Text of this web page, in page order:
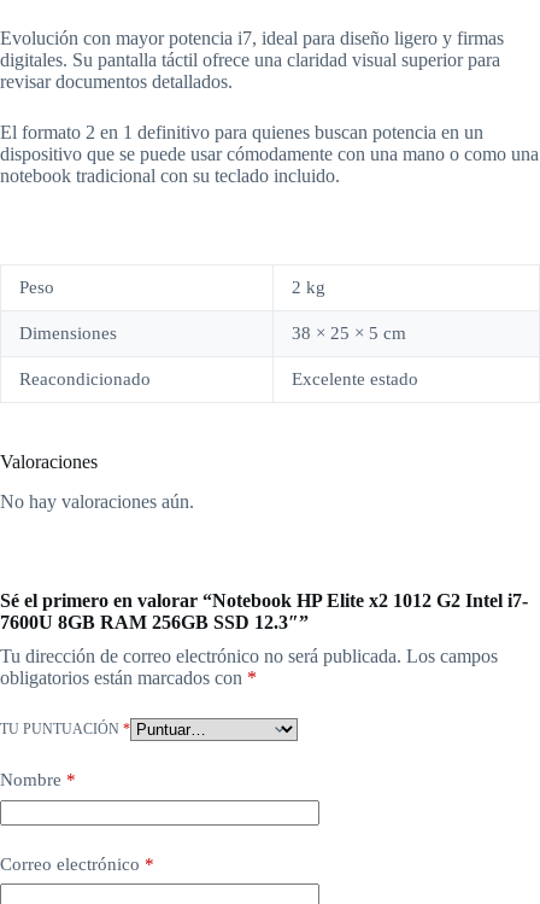
Evolución con mayor potencia i7, ideal para diseño ligero y firmas
digitales. Su pantalla táctil ofrece una claridad visual superior para
revisar documentos detallados.
El formato 2 en 1 definitivo para quienes buscan potencia en un
dispositivo que se puede usar cómodamente con una mano o como una
notebook tradicional con su teclado incluido.
Peso 2 kg
Dimensiones 38 × 25 × 5 cm
Reacondicionado Excelente estado
Valoraciones
No hay valoraciones aún.
Sé el primero en valorar “Notebook HP Elite x2 1012 G2 Intel i7-
7600U 8GB RAM 256GB SSD 12.3″”
Tu dirección de correo electrónico no será publicada. Los campos
obligatorios están marcados con *
TU PUNTUACIÓN *
Nombre *
Correo electrónico *